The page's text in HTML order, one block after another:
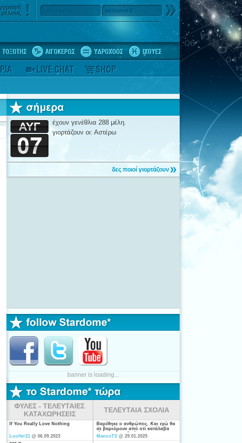
username password
έχουν γενέθλια 288 μέλη.
γιορτάζουν οι: Αστέρω
δες ποιοί γιορτάζουν
banner is loading...
ΦΥΛΕΣ - ΤΕΛΕΥΤΑΙΕΣ
ΚΑΤΑΧΩΡΗΣΕΙΣ
If You Really Love Nothing
Lucifer21 @ 06.09.2023
ΤΕΛΕΥΤΑΙΑ ΣΧΟΛΙΑ
Βαρέθηκε ο ανθρώπος. Και εγώ θα
σε βαριόμουν από οτί κατάλαβα
είσαι από τις ξενέρωτες που
ψάχνουν απλά για "σύζυγο". Η
ManosTS @ 29.01.2025